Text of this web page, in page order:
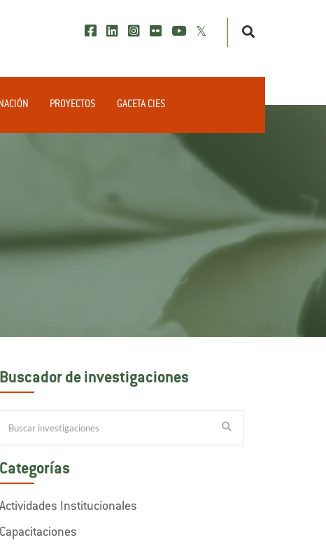
PROYECTOS GACETA CIES
Buscador de investigaciones
Categorías
Actividades Institucionales
Capacitaciones